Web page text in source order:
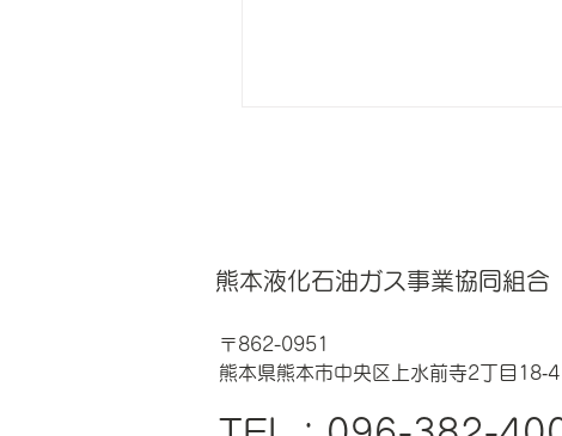
熊本液化石油ガス事業協同組合
〒862-0951
熊本県熊本市中央区上水前寺2丁目